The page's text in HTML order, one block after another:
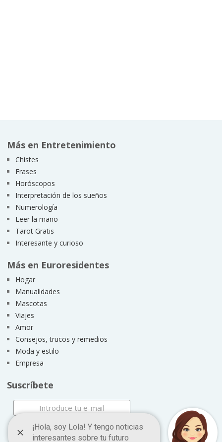
Más en Entretenimiento
Chistes
Frases
Horóscopos
Interpretación de los sueños
Numerología
Leer la mano
Tarot Gratis
Interesante y curioso
Más en Euroresidentes
Hogar
Manualidades
Mascotas
Viajes
Amor
Consejos, trucos y remedios
Moda y estilo
Empresa
Suscríbete